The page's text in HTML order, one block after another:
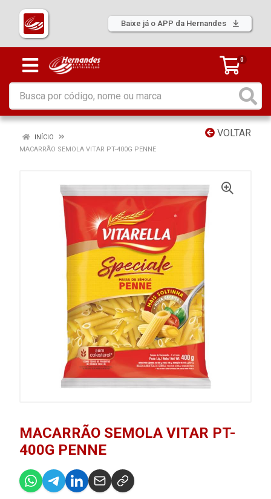
Baixe já o APP da Hernandes
0
VOLTAR
INÍCIO
MACARRÃO SEMOLA VITAR PT-400G PENNE
MACARRÃO SEMOLA VITAR PT-
400G PENNE